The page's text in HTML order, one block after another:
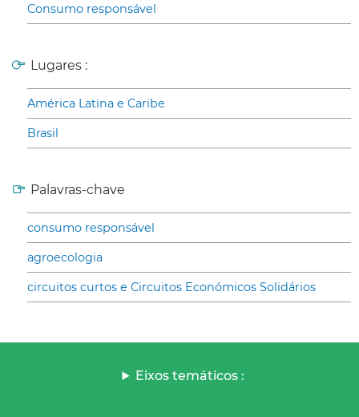
Consumo responsável
Lugares :
América Latina e Caribe
Brasil
Palavras-chave
consumo responsável
agroecologia
circuitos curtos e Circuitos Económicos Solidários
Eixos temáticos :